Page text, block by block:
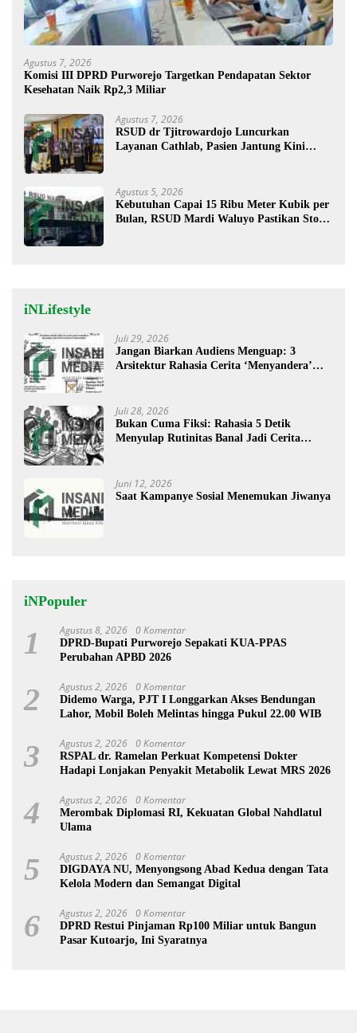
Agustus 7, 2026
Komisi III DPRD Purworejo Targetkan Pendapatan Sektor
Kesehatan Naik Rp2,3 Miliar
Agustus 7, 2026
RSUD dr Tjitrowardojo Luncurkan
Layanan Cathlab, Pasien Jantung Kini
Agustus 5, 2026
Kebutuhan Capai 15 Ribu Meter Kubik per
Bulan, RSUD Mardi Waluyo Pastikan Stok
iNLifestyle
Juli 29, 2026
Jangan Biarkan Audiens Menguap: 3
Arsitektur Rahasia Cerita ‘Menyandera’
Juli 28, 2026
Bukan Cuma Fiksi: Rahasia 5 Detik
Menyulap Rutinitas Banal Jadi Cerita
Juni 12, 2026
Saat Kampanye Sosial Menemukan Jiwanya
iNPopuler
1 Agustus 8, 2026 0 Komentar
DPRD-Bupati Purworejo Sepakati KUA-PPAS
Perubahan APBD 2026
2 Agustus 2, 2026 0 Komentar
Didemo Warga, PJT I Longgarkan Akses Bendungan
Lahor, Mobil Boleh Melintas hingga Pukul 22.00 WIB
3 Agustus 2, 2026 0 Komentar
RSPAL dr. Ramelan Perkuat Kompetensi Dokter
Hadapi Lonjakan Penyakit Metabolik Lewat MRS 2026
4 Agustus 2, 2026 0 Komentar
Merombak Diplomasi RI, Kekuatan Global Nahdlatul
Ulama
5 Agustus 2, 2026 0 Komentar
DIGDAYA NU, Menyongsong Abad Kedua dengan Tata
Kelola Modern dan Semangat Digital
6 Agustus 2, 2026 0 Komentar
DPRD Restui Pinjaman Rp100 Miliar untuk Bangun
Pasar Kutoarjo, Ini Syaratnya